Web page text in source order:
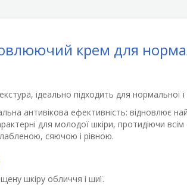
крем для
ідеально підходить для нормальної
антивікова ефективність: відновлює
для молодої шкіри, протидіючи
сяючою і рівною.
шкіру обличчя і шиї.